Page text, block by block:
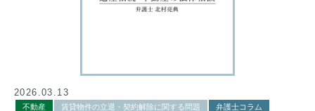
2026.03.13
賃貸物件の立退・契約解除に関する問題 弁護士コラム
不動産